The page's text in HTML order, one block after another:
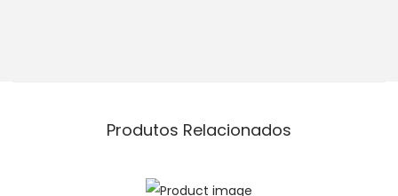
Produtos Relacionados